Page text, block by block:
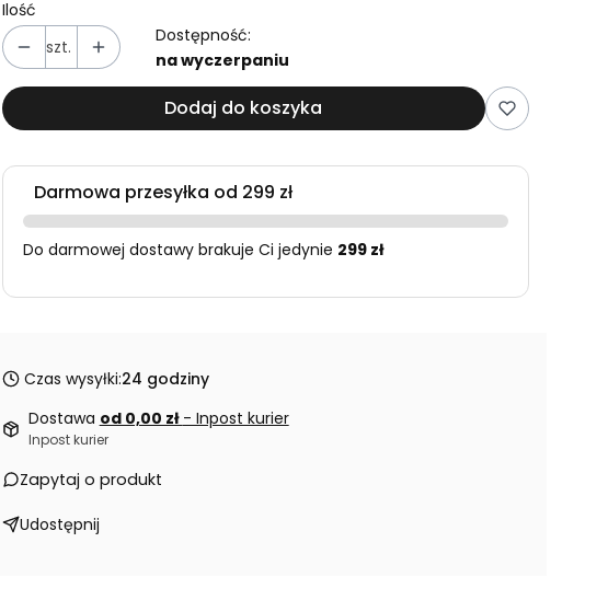
Ilość
szt.
Dostępność:
na wyczerpaniu
Dodaj do koszyka
Darmowa przesyłka od 299 zł
Do darmowej dostawy brakuje Ci jedynie 299 zł
Czas wysyłki:24 godziny
Dostawa od 0,00 zł - Inpost kurier
Inpost kurier
Zapytaj o produkt
Udostępnij